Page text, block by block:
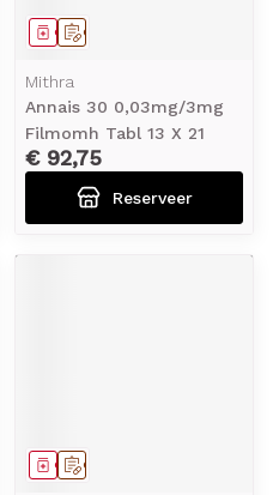
Op voorschrift
Geneesmiddel
Mithra
Annais 30 0,03mg/3mg
Filmomh Tabl 13 X 21
€ 92,75
Reserveer
Op voorschrift
Geneesmiddel